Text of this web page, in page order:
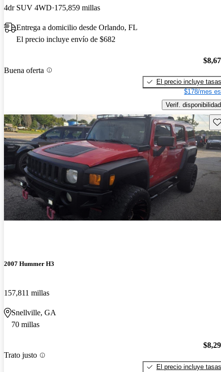
4dr SUV 4WD 175,859 millas
Entrega a domicilio desde Orlando, FL
El precio incluye envío de $682
Buena oferta
El precio incluye tasas
$178/mes
Verif. disponibilidad
2007 Hummer H3
157,811 millas
Snellville, GA
70 millas
Trato justo
El precio incluye tasas